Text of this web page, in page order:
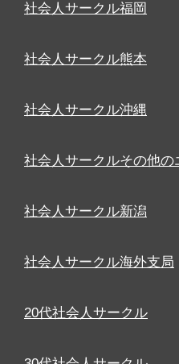
社会人サークル福岡
社会人サークル熊本
社会人サークル沖縄
社会人サークルその他の
社会人サークル新潟
社会人サークル海外支局
20代社会人サークル